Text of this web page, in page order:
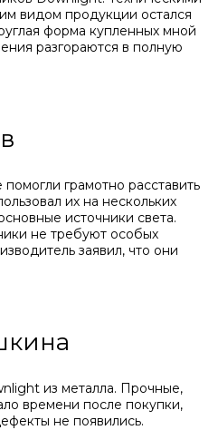
видом продукции остался
форма купленных мной
разгораются в полную
грамотно расставить
их на нескольких
источники света.
не требуют особых
заявил, что они
из металла. Прочные,
времени после покупки,
не появились.